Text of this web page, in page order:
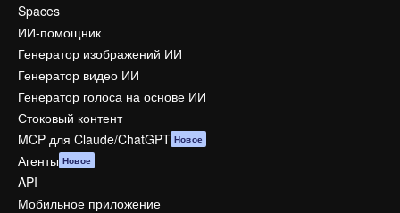
Spaces
ИИ-помощник
Генератор изображений ИИ
Генератор видео ИИ
Генератор голоса на основе ИИ
Стоковый контент
MCP для Claude/ChatGPT Новое
Агенты Новое
API
Мобильное приложение